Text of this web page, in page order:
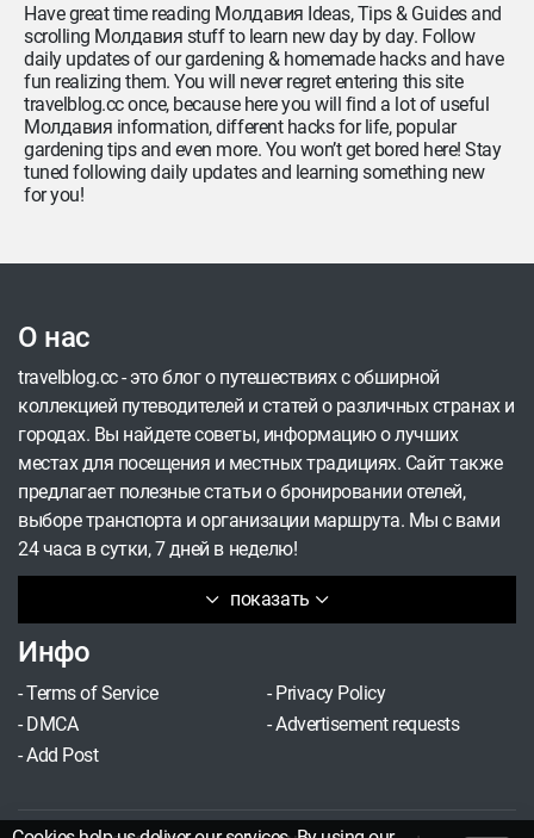
Have great time reading Молдавия Ideas, Tips & Guides and
scrolling Молдавия stuff to learn new day by day. Follow
daily updates of our gardening & homemade hacks and have
fun realizing them. You will never regret entering this site
travelblog.cc once, because here you will find a lot of useful
Молдавия information, different hacks for life, popular
gardening tips and even more. You won’t get bored here! Stay
tuned following daily updates and learning something new
for you!
О нас
показать
travelblog.cc - это блог о путешествиях с обширной
коллекцией путеводителей и статей о различных странах и
городах. Вы найдете советы, информацию о лучших
местах для посещения и местных традициях. Сайт также
предлагает полезные статьи о бронировании отелей,
выборе транспорта и организации маршрута. Мы с вами
24 часа в сутки, 7 дней в неделю!
Инфо
-Terms of Service - Privacy Policy
- DMCA -Advertisement requests
-Add Post